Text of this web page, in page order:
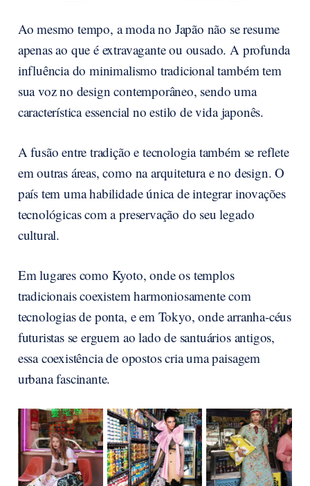
Ao mesmo tempo, a moda no Japão não se resume
apenas ao que é extravagante ou ousado. A profunda
influência do minimalismo tradicional também tem
sua voz no design contemporâneo, sendo uma
característica essencial no estilo de vida japonês.
A fusão entre tradição e tecnologia também se reflete
em outras áreas, como na arquitetura e no design. O
país tem uma habilidade única de integrar inovações
tecnológicas com a preservação do seu legado
cultural.
Em lugares como Kyoto, onde os templos
tradicionais coexistem harmoniosamente com
tecnologias de ponta, e em Tokyo, onde arranha-céus
futuristas se erguem ao lado de santuários antigos,
essa coexistência de opostos cria uma paisagem
urbana fascinante.